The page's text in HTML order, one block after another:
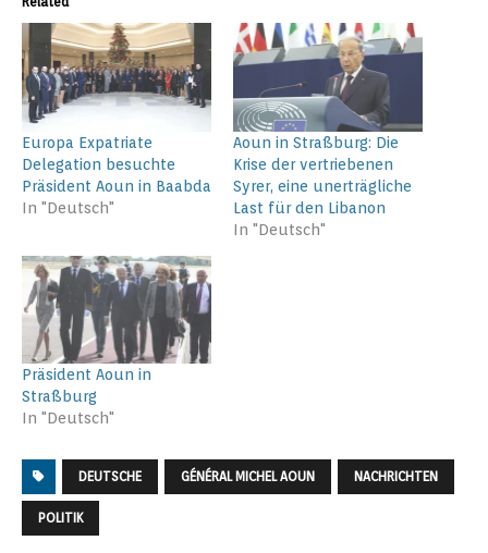
Europa Expatriate
Delegation besuchte
Präsident Aoun in Baabda
In "Deutsch"
Aoun in Straßburg: Die
Krise der vertriebenen
Syrer, eine unerträgliche
Last für den Libanon
In "Deutsch"
Präsident Aoun in
Straßburg
In "Deutsch"
DEUTSCHE GÉNÉRAL MICHEL AOUN NACHRICHTEN
POLITIK